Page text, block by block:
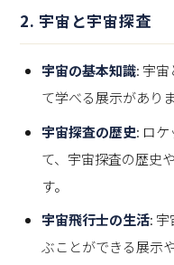
2. 宇宙と宇宙探査
宇宙の基本知識: 宇
て学べる展示がありま
宇宙探査の歴史: ロ
て、宇宙探査の歴史
す。
宇宙飛行士の生活:
ぶことができる展示